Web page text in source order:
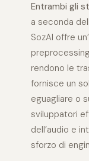
Entrambi gli
a seconda
SozAI offre
rendono le
fornisce un
eguagliare o
sviluppatori
dell’audio e
sforzo di